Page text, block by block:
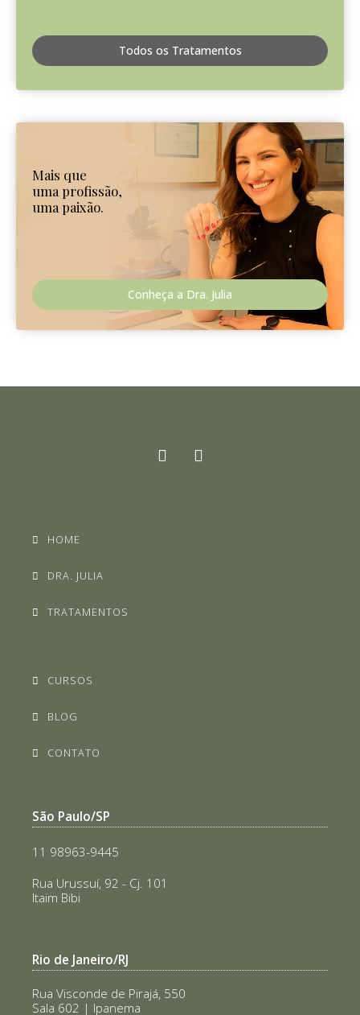
Todos os Tratamentos
Mais que
uma profissão,
uma paixão.
Conheça a Dra. Julia
HOME
DRA. JULIA
TRATAMENTOS
CURSOS
BLOG
CONTATO
São Paulo/SP
11 98963-9445
Rua Urussuí, 92 - Cj. 101
Itaim Bibi
Rio de Janeiro/RJ
Rua Visconde de Pirajá, 550
Sala 602 | Ipanema